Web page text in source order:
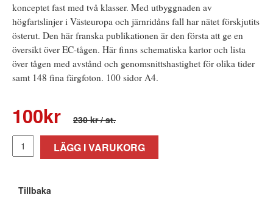
konceptet fast med två klasser. Med utbyggnaden av
högfartslinjer i Västeuropa och järnridåns fall har nätet förskjutits
österut. Den här franska publikationen är den första att ge en
översikt över EC-tågen. Här finns schematiska kartor och lista
över tågen med avstånd och genomsnittshastighet för olika tider
samt 148 fina färgfoton. 100 sidor A4.
100kr 230 kr/ st.
LÄGG I VARUKORG
Tillbaka